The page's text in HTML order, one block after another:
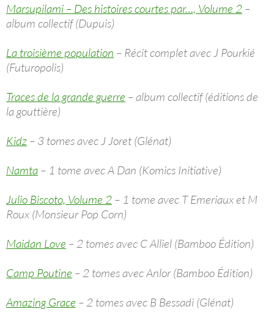
Marsupilami – Des histoires courtes par…, Volume 2 –
album collectif (Dupuis)
La troisième population – Récit complet avec J Pourkié
(Futuropolis)
Traces de la grande guerre – album collectif (éditions de
la gouttière)
Kidz – 3 tomes avec J Joret (Glénat)
Namta – 1 tome avec A Dan (Komics Initiative)
Julio Biscoto, Volume 2 – 1 tome avec T Emeriaux et M
Roux (Monsieur Pop Corn)
Maidan Love – 2 tomes avec C Alliel (Bamboo Édition)
Camp Poutine – 2 tomes avec Anlor (Bamboo Édition)
Amazing Grace – 2 tomes avec B Bessadi (Glénat)